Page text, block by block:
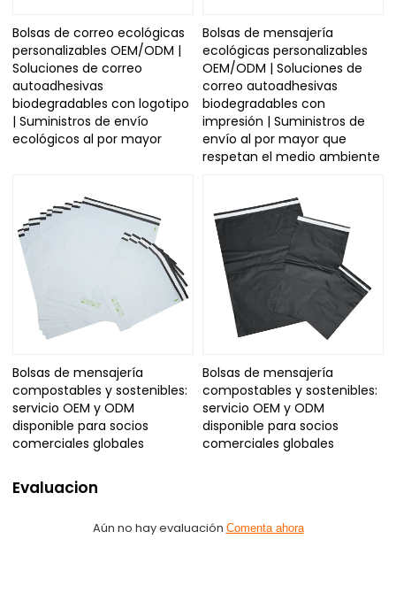
Bolsas de correo ecológicas
personalizables OEM/ODM |
Soluciones de correo
autoadhesivas
biodegradables con logotipo
| Suministros de envío
ecológicos al por mayor
Bolsas de mensajería
ecológicas personalizables
OEM/ODM | Soluciones de
correo autoadhesivas
biodegradables con
impresión | Suministros de
envío al por mayor que
respetan el medio ambiente
Bolsas de mensajería
compostables y sostenibles:
servicio OEM y ODM
disponible para socios
comerciales globales
Bolsas de mensajería
compostables y sostenibles:
servicio OEM y ODM
disponible para socios
comerciales globales
Evaluacion
Aún no hay evaluación Comenta ahora